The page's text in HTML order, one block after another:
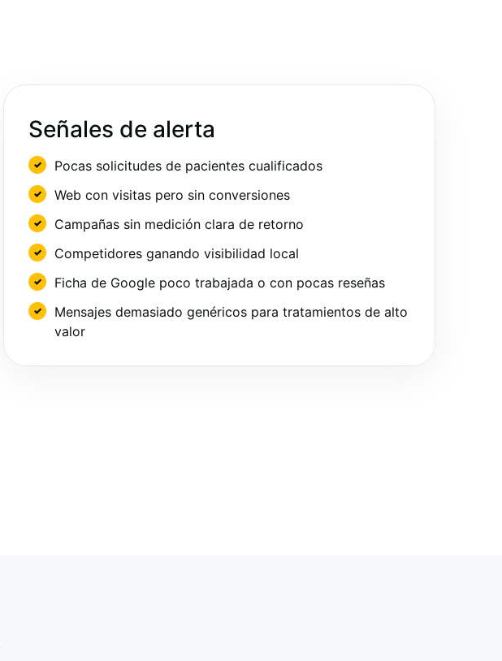
Señales de alerta
Pocas solicitudes de pacientes cualificados
Web con visitas pero sin conversiones
Campañas sin medición clara de retorno
Competidores ganando visibilidad local
Ficha de Google poco trabajada o con pocas reseñas
Mensajes demasiado genéricos para tratamientos de alto
valor